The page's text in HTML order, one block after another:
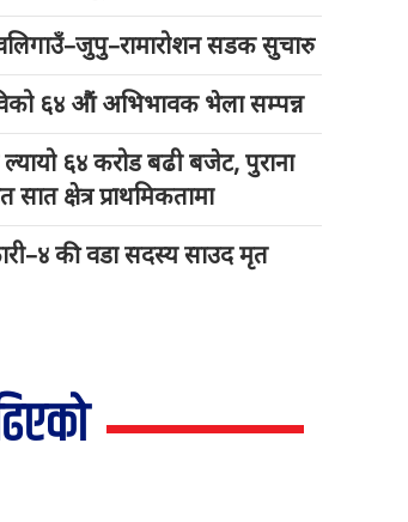
सडक सुचारु
६४ औं अभिभावक भेला सम्पन्न
६४ करोड बढी बजेट, पुराना
सात क्षेत्र प्राथमिकतामा
की वडा सदस्य साउद मृत